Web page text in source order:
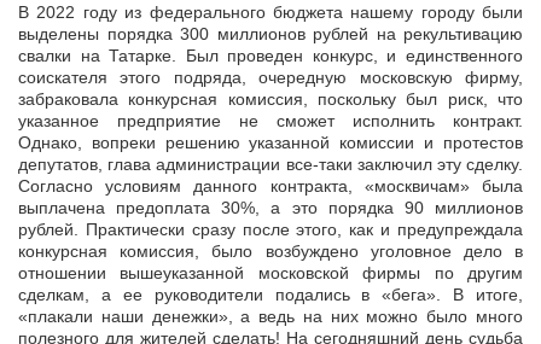
В 2022 году из федерального бюджета нашему городу были
выделены порядка 300 миллионов рублей на рекультивацию
свалки на Татарке. Был проведен конкурс, и единственного
соискателя этого подряда, очередную московскую фирму,
забраковала конкурсная комиссия, поскольку был риск, что
указанное предприятие не сможет исполнить контракт.
Однако, вопреки решению указанной комиссии и протестов
депутатов, глава администрации все-таки заключил эту сделку.
Согласно условиям данного контракта, «москвичам» была
выплачена предоплата 30%, а это порядка 90 миллионов
рублей. Практически сразу после этого, как и предупреждала
конкурсная комиссия, было возбуждено уголовное дело в
отношении вышеуказанной московской фирмы по другим
сделкам, а ее руководители подались в «бега». В итоге,
«плакали наши денежки», а ведь на них можно было много
полезного для жителей сделать! На сегодняшний день судьба